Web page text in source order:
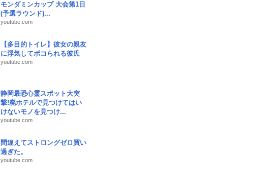
モンダミンカップ 大会第1日
(予選ラウンド)...
youtube.com
【多目的トイレ】彼女の親友
に浮気してボコられる彼氏
youtube.com
静岡最恐心霊スポット大突
撃!廃ホテルで見つけてはい
けないモノを見つけ...
youtube.com
間違えてストロングゼロ買い
過ぎた。
youtube.com